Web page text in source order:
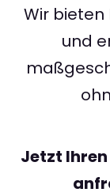
Wir bieten
und
Jetzt